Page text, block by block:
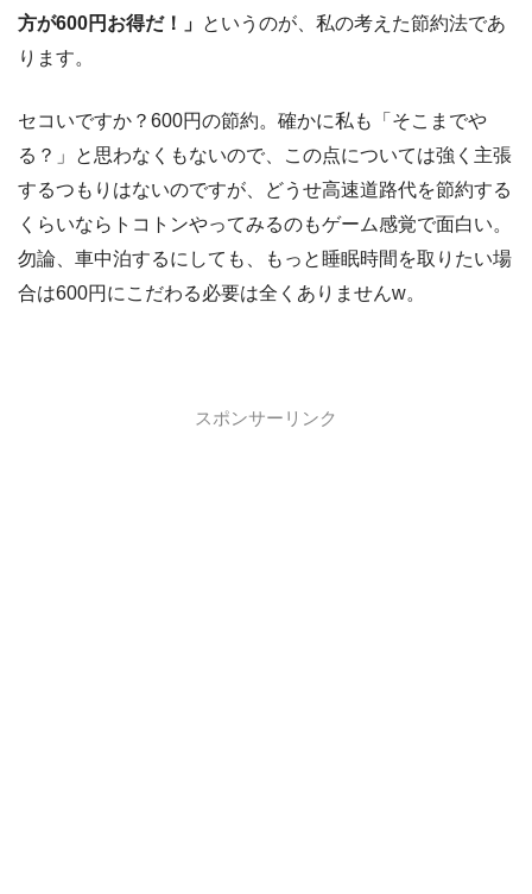
方が600円お得だ！」 というのが、私の考えた節約法であ
ります。
セコいですか？600円の節約。確かに私も「そこまでや
る？」と思わなくもないので、この点については強く主張
するつもりはないのですが、どうせ高速道路代を節約する
くらいならトコトンやってみるのもゲーム感覚で面白い。
勿論、車中泊するにしても、もっと睡眠時間を取りたい場
合は600円にこだわる必要は全くありませんw。
スポンサーリンク